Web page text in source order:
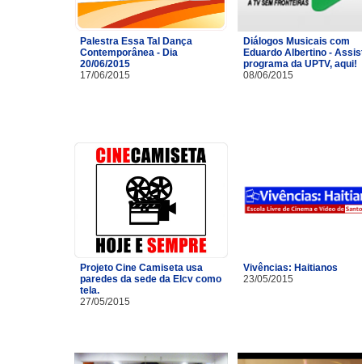
Palestra Essa Tal Dança
Contemporânea - Dia
20/06/2015
17/06/2015
Diálogos Musicais com
Eduardo Albertino -
programa da UPTV, aqui!
08/06/2015
Projeto Cine Camiseta usa
paredes da sede da Elcv como
tela.
27/05/2015
Vivências: Haitianos
23/05/2015